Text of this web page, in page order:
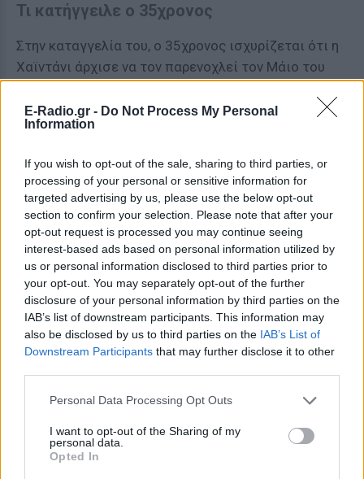
E-Radio.gr - Do Not Process My Personal
Information
If you wish to opt-out of the sale, sharing to third parties, or
processing of your personal or sensitive information for
targeted advertising by us, please use the below opt-out
section to confirm your selection. Please note that after your
opt-out request is processed you may continue seeing
interest-based ads based on personal information utilized by
us or personal information disclosed to third parties prior to
your opt-out. You may separately opt-out of the further
disclosure of your personal information by third parties on the
IAB’s list of downstream participants. This information may
also be disclosed by us to third parties on the IAB’s List of
Downstream Participants that may further disclose it to other
Personal Data Processing Opt Outs
I want to opt-out of the Sharing of my
personal data.
Opted In
Τι κατήγγειλε ο 35χρονος
Στην καταγγελία του, ο 35χρονος ισχυρίζεται ότι η
Χαϊντάνι άρχισε να τον παρενοχλεί τον Μάιο του
προσβολές, σeξουαλικές προτάσεις και απειλές για
καταστροφή της καριέρας του, ακόμη και με
Η αγωγή περιλαμβάνει επίσης καταθέσεις
μαρτύρων που επιβεβαιώνουν περιστατικά, όπως η
Χαϊντάνι να τον ξυπνάει τη νύχτα, γυμνή, και να τον
προσκαλεί με προτάσεις σeξουαλικού χαρακτήρα,
τις οποίες εκείνος αρνούνταν. Σε δική του
περιγραφή, ο Ράνα αναφέρει πως κάποια στιγμή η
Χαϊντάνι έβγαλε μπροστά του το πουκάμισό της,
χάιδεψε το στήθος και του είπε: «Στοιχηματίζω ότι
η μικρή, Ασιάτισσα γυναίκα σου δεν έχει τέτοια
«κανόνια»», προσθέτοντας πως τον πίεζε να
υποταχθεί «για να μην του κόψει τα μπόνους».
Ο Ράνα διεκδικεί αποζημίωση για χαμένα έσοδα,
συναισθηματική βλάβη, δυσφήμιση και ποινικές